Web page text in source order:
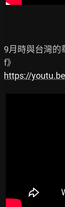
9月時與台灣的
https://